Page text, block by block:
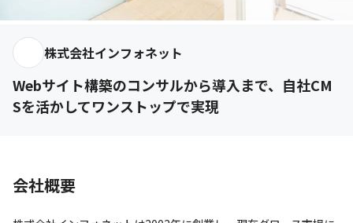
株式会社インフォネット
Webサイト構築のコンサルから導入まで、自社CM
Sを活かしてワンストップで実現
会社概要